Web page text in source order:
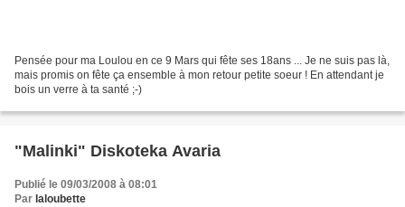
Pensée pour ma Loulou en ce 9 Mars qui fête ses 18ans ... Je ne suis pas là,
mais promis on fête ça ensemble à mon retour petite soeur ! En attendant je
bois un verre à ta santé ;-)
"Malinki" Diskoteka Avaria
Publié le 09/03/2008 à 08:01
Par laloubette